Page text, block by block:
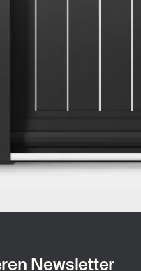
Newsletter